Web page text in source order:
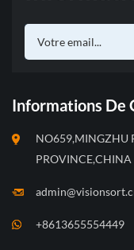
Informations De
NO659,MINGZHU
PROVINCE,CHINA
+8613655554449